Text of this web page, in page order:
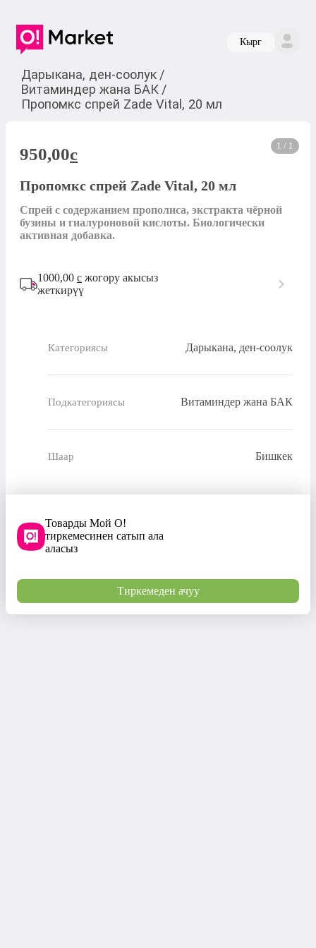
Кырг
Дарыкана, ден-соолук /
Витаминдер жана БАК /
Пропомкс спрей Zade Vital, 20 мл
1 / 1
950,00c
Пропомкс спрей Zade Vital, 20 мл
Спрей с содержанием прополиса, экстракта чёрной
бузины и гиалуроновой кислоты. Биологически
активная добавка.
1000,00 с жогору акысыз
жеткирүү
Категориясы Дарыкана, ден-соолук
Подкатегориясы Витаминдер жана БАК
Шаар Бишкек
Товарды Мой О!
тиркемесинен сатып ала
аласыз
Тиркемеден ачуу